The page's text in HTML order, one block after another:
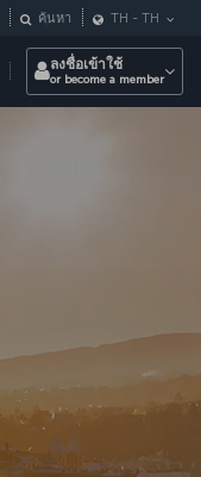
ค้นหา TH - TH
ลงชื่อเข้าใช้
or become a member